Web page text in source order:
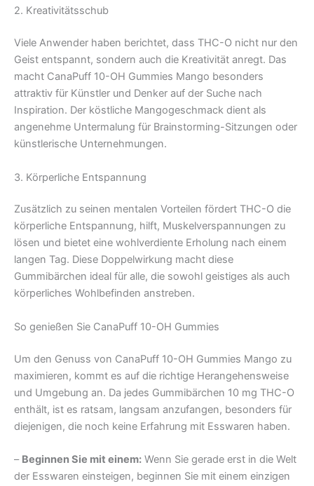
2. Kreativitätsschub
Viele Anwender haben berichtet, dass THC-O nicht nur den
Geist entspannt, sondern auch die Kreativität anregt. Das
macht CanaPuff 10-OH Gummies Mango besonders
attraktiv für Künstler und Denker auf der Suche nach
Inspiration. Der köstliche Mangogeschmack dient als
angenehme Untermalung für Brainstorming-Sitzungen oder
künstlerische Unternehmungen.
3. Körperliche Entspannung
Zusätzlich zu seinen mentalen Vorteilen fördert THC-O die
körperliche Entspannung, hilft, Muskelverspannungen zu
lösen und bietet eine wohlverdiente Erholung nach einem
langen Tag. Diese Doppelwirkung macht diese
Gummibärchen ideal für alle, die sowohl geistiges als auch
körperliches Wohlbefinden anstreben.
So genießen Sie CanaPuff 10-OH Gummies
Um den Genuss von CanaPuff 10-OH Gummies Mango zu
maximieren, kommt es auf die richtige Herangehensweise
und Umgebung an. Da jedes Gummibärchen 10 mg THC-O
enthält, ist es ratsam, langsam anzufangen, besonders für
diejenigen, die noch keine Erfahrung mit Esswaren haben.
– Beginnen Sie mit einem: Wenn Sie gerade erst in die Welt
der Esswaren einsteigen, beginnen Sie mit einem einzigen